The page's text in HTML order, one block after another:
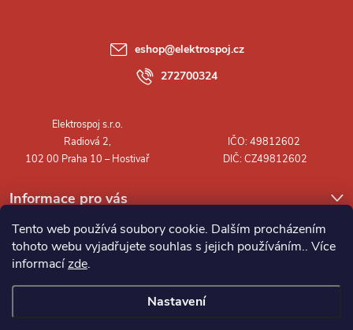
Tento web používá soubory cookie. Dalším procházením
tohoto webu vyjadřujete souhlas s jejich používáním.. Více
informacízde.
Nastavení
Informace pro vás
eshop@elektrospoj.cz
272700324